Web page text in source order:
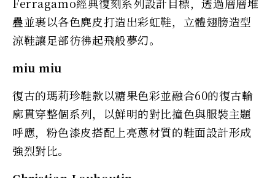
疊並裹以各色麂皮打造出彩虹鞋，立體翅膀造型
涼鞋讓足部彷彿起飛般夢幻。
miu miu
復古的瑪莉珍鞋款以糖果色彩並融合60的復古輪
廓貫穿整個系列，以鮮明的對比撞色與服裝主題
呼應，粉色漆皮搭配上亮蔥材質的鞋面設計形成
強烈對比。